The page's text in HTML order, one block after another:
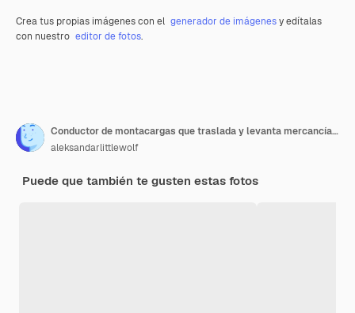
Crea tus propias imágenes con el generador de imágenesy edítalas
con nuestro editor de fotos.
Conductor de montacargas que traslada y levanta mercancías en un gran centro de almacén
aleksandarlittlewolf
Puede que también te gusten estas fotos